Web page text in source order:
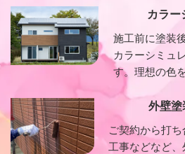
カラー
施工前に塗装
カラーシミュ
す。理想の色
外壁塗
ご契約から打
工事などなど